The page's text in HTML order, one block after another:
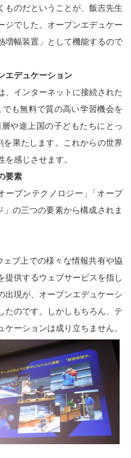
ものだということが、飯吉先生
ジでした。オープンエデュケー
増幅装置」として機能するので
エデュケーション
、インターネットに接続された
も無料で質の高い学習機会を
や途上国の子どもたちにとっ
を果たします。これからの世界
感じさせます。
要素
ープンテクノロジー 」
「オープ
」の三つの要素から構成されま
ブ上での様々な情報共有や協
提供するウェブサービスを指し
出現が、オープンエデュケーシ
たのです。しかしもちろん、テ
ーションは成り立ちません。